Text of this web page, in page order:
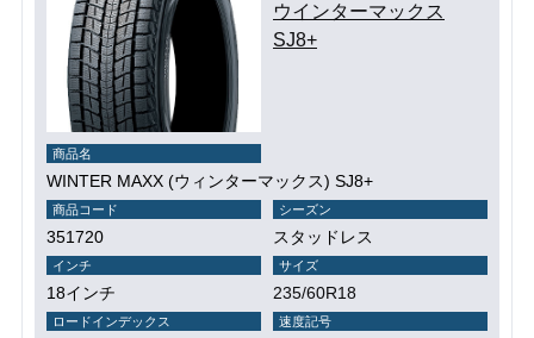
ウインターマックス
SJ8+
商品名
WINTER MAXX (ウィンターマックス) SJ8+
商品コード
351720
シーズン
スタッドレス
インチ
18インチ
サイズ
235/60R18
ロードインデックス 速度記号